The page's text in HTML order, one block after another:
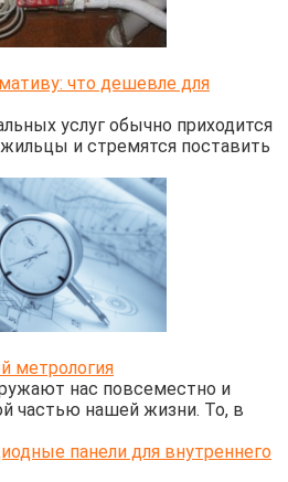
что дешевле для
услуг обычно приходится
и стремятся поставить
метрология
нас повсеместно и
частью нашей жизни. То, в